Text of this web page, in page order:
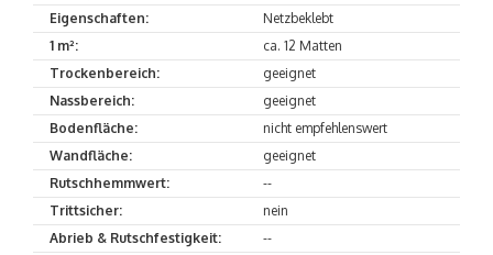
Eigenschaften:
Netzbeklebt
1 m²:
ca. 12 Matten
Trockenbereich:
geeignet
Nassbereich:
geeignet
Bodenfläche:
nicht empfehlenswert
Wandfläche:
geeignet
Rutschhemmwert:
--
Trittsicher:
nein
Abrieb & Rutschfestigkeit:
--